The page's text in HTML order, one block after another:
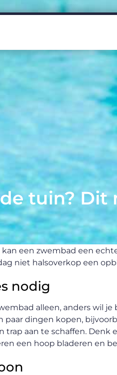
tuin? Dit
een zwembad een
niet halsoverkop een
nodig
alleen, anders wil
paar dingen kopen,
aan te schaffen.
een hoop bladeren en